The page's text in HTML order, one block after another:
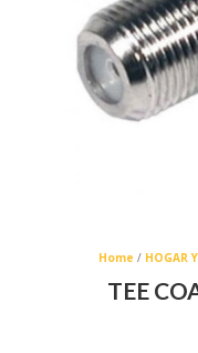
Home / HOGAR
TEE